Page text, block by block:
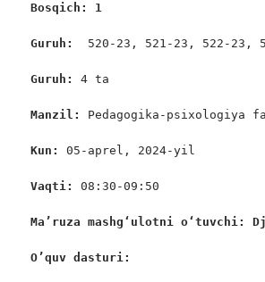
Bosqich: 1
Guruh: 520-23, 521-23, 522-23,
Guruh: 4 ta
Manzil: Pedagogika-psixologiya
Kun: 05-aprel, 2024-yil
Vaqti: 08:30-09:50
Ma’ruza mashgʻulotni oʻtuvchi:
O’quv dasturi: